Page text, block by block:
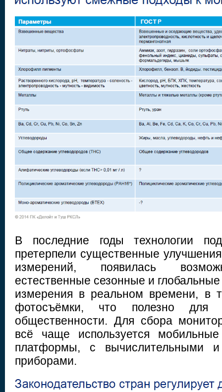
В последние годы технологии
претерпели существенные
измерений, появилась
естественные сезонные и
измерения в реальном времени, в
фотосъёмки, что полезно
общественности. Для сбора
всё чаще используется
платформы, с вычислительными и
приборами.